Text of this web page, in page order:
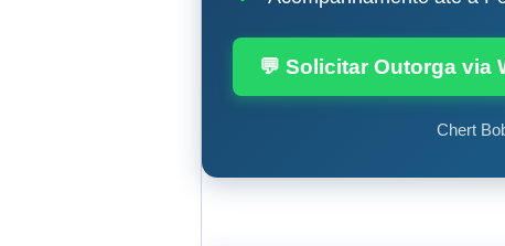
💬 Solicitar Outorga via
Chert